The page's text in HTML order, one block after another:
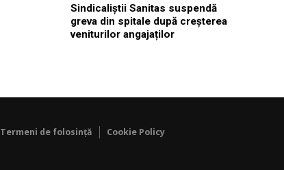
Sindicaliștii Sanitas suspendă
greva din spitale după creșterea
veniturilor angajaților
Termeni de folosință Cookie Policy